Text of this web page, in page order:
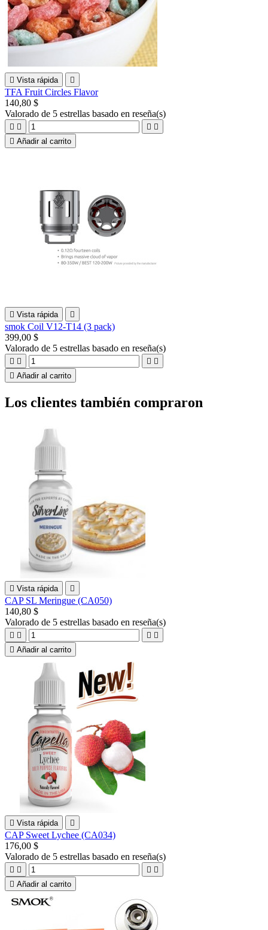
 Vista rápida 
TFA Fruit Circles Flavor
140,80 $
Valorado de 5 estrellas basado en reseña(s)
   
 Añadir al carrito
 Vista rápida 
smok Coil V12-T14 (3 pack)
399,00 $
Valorado de 5 estrellas basado en reseña(s)
   
 Añadir al carrito
Los clientes también compraron
 Vista rápida 
CAP SL Meringue (CA050)
140,80 $
Valorado de 5 estrellas basado en reseña(s)
   
 Añadir al carrito
 Vista rápida 
CAP Sweet Lychee (CA034)
176,00 $
Valorado de 5 estrellas basado en reseña(s)
   
 Añadir al carrito